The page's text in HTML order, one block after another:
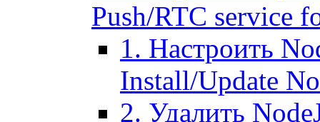
Push/RTC service
1. Настроить
Install/Update
2. Удалить